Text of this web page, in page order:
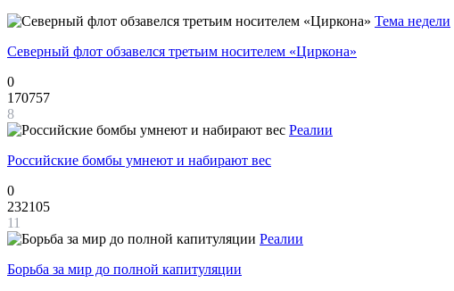
Тема недели
Северный флот обзавелся третьим носителем «Циркона»
0
170757
8
Реалии
Российские бомбы умнеют и набирают вес
0
232105
11
Реалии
Борьба за мир до полной капитуляции